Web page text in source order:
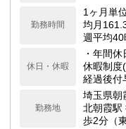
勤務時間
1ヶ月単
均月
週平均
フト制
ん ※日祝
支給しま
休日・休暇
・年間
休暇制度
経過後付
婚時：5
休暇：最
勤務地
埼玉県朝
北朝霞駅
歩2分（